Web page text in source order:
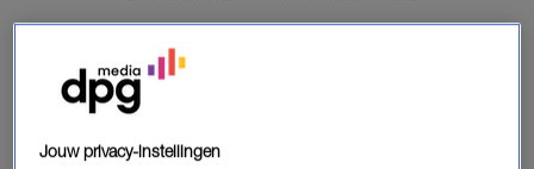
Het aantal vrouwen dat werkt als topambtenaar bij grote
Nederlandse gemeenten is inmiddels bijna net zo hoog
als het aantal mannen.
44 procent van de functies binnen de ambtelijke top wordt
Jouw privacy-instellingen